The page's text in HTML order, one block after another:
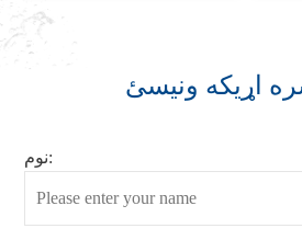
اړیکه ونیسئ
نوم: